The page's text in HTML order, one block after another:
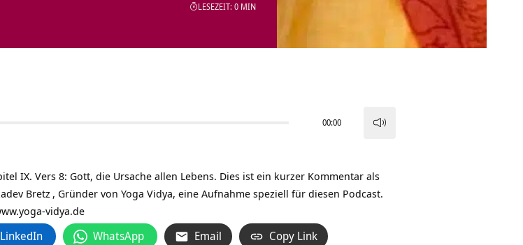
LESEZEIT: 0 MIN
00:00
IX. Vers 8: Gott, die Ursache allen Lebens. Dies ist ein kurzer Kommentar als
Bretz, Gründer von Yoga Vidya, eine Aufnahme speziell für diesen Podcast.
vidya.de
LinkedIn WhatsApp Email Copy Link